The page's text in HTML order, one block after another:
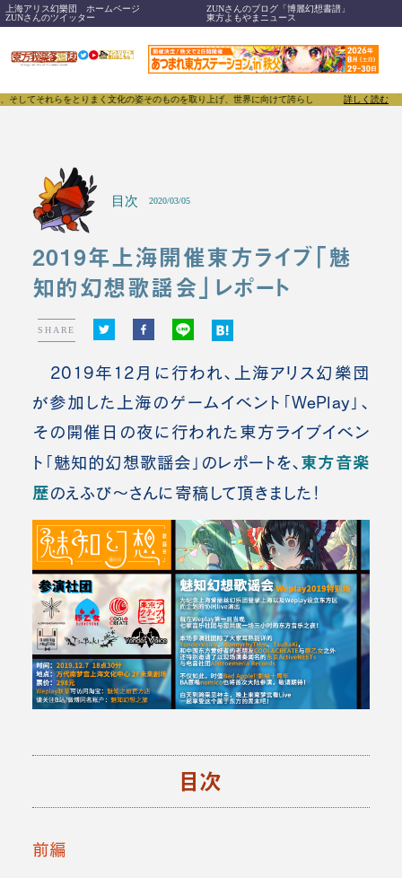
上海アリス幻樂団 ホームページ
ZUNさんのブログ「博麗幻想書譜」
ZUNさんのツイッター
東方よもやまニュース
れらをとりまく文化の姿そのものを取り上げ、世界に向けて誇らしく発信することで、東方
詳しく読む
目次 2020/03/05
2019年上海開催東方ライブ「魅
知的幻想歌謡会」レポート
SHARE
2019年12月に行われ、上海アリス幻樂団
が参加した上海のゲームイベント「WePlay」、
その開催日の夜に行われた東方ライブイベン
ト「魅知的幻想歌謡会」のレポートを、 東方音楽
歴のえふび～さんに寄稿して頂きました！
目次
前編